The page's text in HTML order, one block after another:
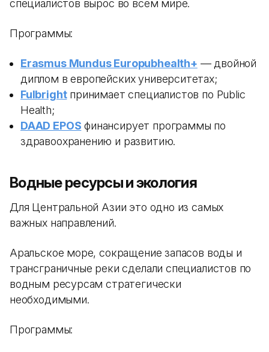
специалистов вырос во всем мире.
Программы:
Erasmus Mundus Europubhealth+ — двойной
диплом в европейских университетах;
Fulbrightпринимает специалистов по Public
Health;
DAAD EPOS финансирует программы по
здравоохранению и развитию.
Водные ресурсы и экология
Для Центральной Азии это одно из самых
важных направлений.
Аральское море, сокращение запасов воды и
трансграничные реки сделали специалистов по
водным ресурсам стратегически
необходимыми.
Программы: